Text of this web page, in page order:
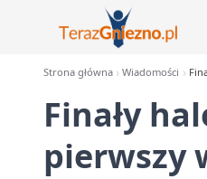
Strona główna Wiadomości
Finały
pierwszy